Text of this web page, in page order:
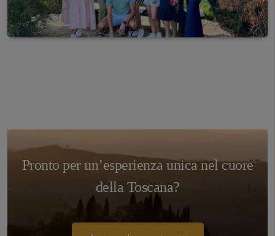
Pronto per un’esperienza unica nel cuore
della Toscana?